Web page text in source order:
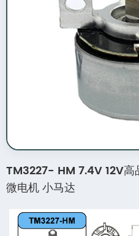
TM3227- HM 7.4V 12V高
微电机 小马达